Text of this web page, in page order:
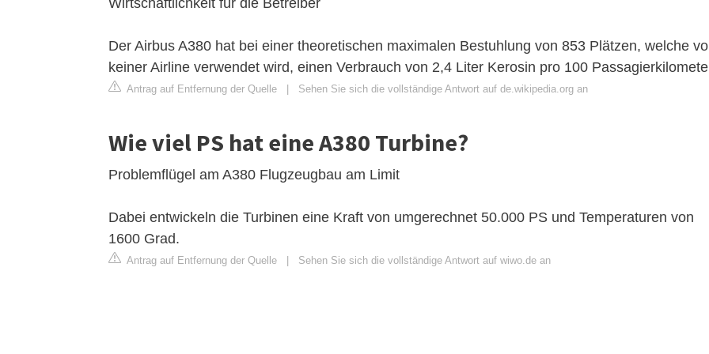
Der Airbus A380 hat bei einer theoretischen maximalen Bestuhlung von 853 Plätzen, welche
keiner Airline verwendet wird, einen Verbrauch von 2,4 Liter Kerosin pro 100
Antrag auf Entfernung der Quelle | Sehen Sie sich die vollständige Antwort auf de.wikipedia.org an
Wie viel PS hat eine A380 Turbine?
Problemflügel am A380 Flugzeugbau am Limit
Dabei entwickeln die Turbinen eine Kraft von umgerechnet 50.000 PS und Temperaturen von
1600 Grad.
Antrag auf Entfernung der Quelle | Sehen Sie sich die vollständige Antwort auf wiwo.de an